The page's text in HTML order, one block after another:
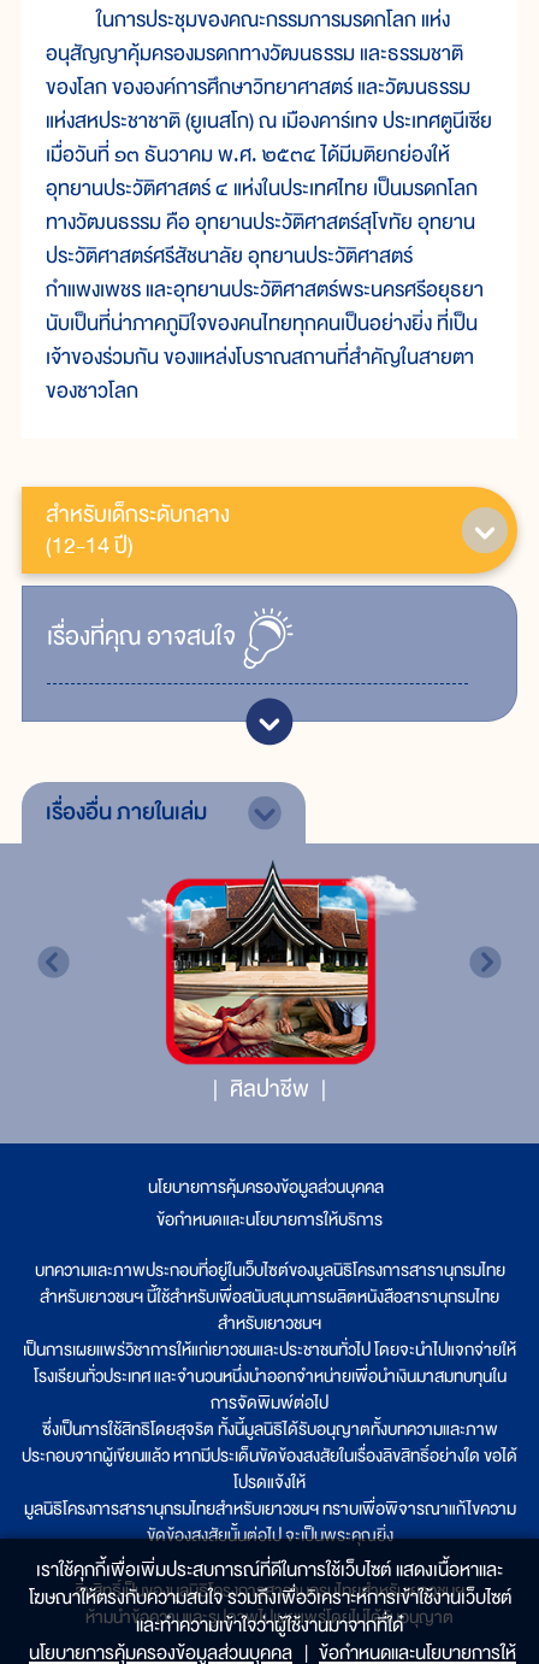
สำหรับเด็กระดับกลาง
(12-14 ปี)
เรื่ิองที่คุณอาจสนใจ
ในการประชุมของคณะกรรมการมรดกโลก แห่ง
อนุสัญญาคุ้มครองมรดกทางวัฒนธรรม และธรรมชาติ
ของโลก ขององค์การศึกษาวิทยาศาสตร์ และวัฒนธรรม
แห่งสหประชาชาติ (ยูเนสโก) ณ เมืองคาร์เทจ ประเทศตูนีเซีย
เมื่อวันที่ ๑๓ ธันวาคม พ.ศ. ๒๕๓๔ ได้มีมติยกย่องให้
อุทยานประวัติศาสตร์ ๔ แห่งในประเทศไทย เป็นมรดกโลก
ทางวัฒนธรรม คือ อุทยานประวัติศาสตร์สุโขทัย อุทยาน
ประวัติศาสตร์ศรีสัชนาลัย อุทยานประวัติศาสตร์
กำแพงเพชร และอุทยานประวัติศาสตร์พระนครศรีอยุธยา
นับเป็นที่น่าภาคภูมิใจของคนไทยทุกคนเป็นอย่างยิ่ง ที่เป็น
เจ้าของร่วมกัน ของแหล่งโบราณสถานที่สำคัญในสายตา
ของชาวโลก
เรื่องอื่นภายในเล่ม
ศิลปาชีพ
นโยบายการคุ้มครองข้อมูลส่วนบุคคล
ข้อกำหนดและนโยบายการให้บริการ
บทความและภาพประกอบที่อยู่ในเว็บไซต์ของมูลนิธิโครงการสารานุกรมไทย
สำหรับเยาวชนฯ นี้ใช้สำหรับเพื่อสนับสนุนการผลิตหนังสือสารานุกรมไทย
สำหรับเยาวชนฯ
เป็นการเผยแพร่วิชาการให้แก่เยาวชนและประชาชนทั่วไป โดยจะนำไปแจกจ่ายให้
โรงเรียนทั่วประเทศ และจำนวนหนึ่งนำออกจำหน่ายเพื่อนำเงินมาสมทบทุนใน
การจัดพิมพ์ต่อไป
ซึ่งเป็นการใช้สิทธิโดยสุจริต ทั้งนี้มูลนิธิได้รับอนุญาตทั้งบทความและภาพ
ประกอบจากผู้เขียนแล้ว หากมีประเด็นขัดข้องสงสัยในเรื่องลิขสิทธิ์อย่างใด ขอได้
โปรดแจ้งให้
มูลนิธิโครงการสารานุกรมไทยสำหรับเยาวชนฯ ทราบเพื่อพิจารณาแก้ไขความ
ขัดข้องสงสัยนั้นต่อไป จะเป็นพระคุณยิ่ง
ลิขสิทธิ์เป็นของมูลนิธิโครงการสารานุกรมไทยสำหรับเยาวชนฯ
ห้ามนำข้อความและรูปภาพไปเผยแพร่โดยไม่ได้รับอนุญาต
เราใช้คุกกี้เพื่อเพิ่มประสบการณ์ที่ดีในการใช้เว็บไซต์ แสดงเนื้อหาและ
โฆษณาให้ตรงกับความสนใจ รวมถึงเพื่อวิเคราะห์การเข้าใช้งานเว็บไซต์
และทำความเข้าใจว่าผู้ใช้งานมาจากที่ใด๋
นโยบายการคุ้มครองข้อมูลส่วนบุคคล | ข้อกำหนดและนโยบายการให้